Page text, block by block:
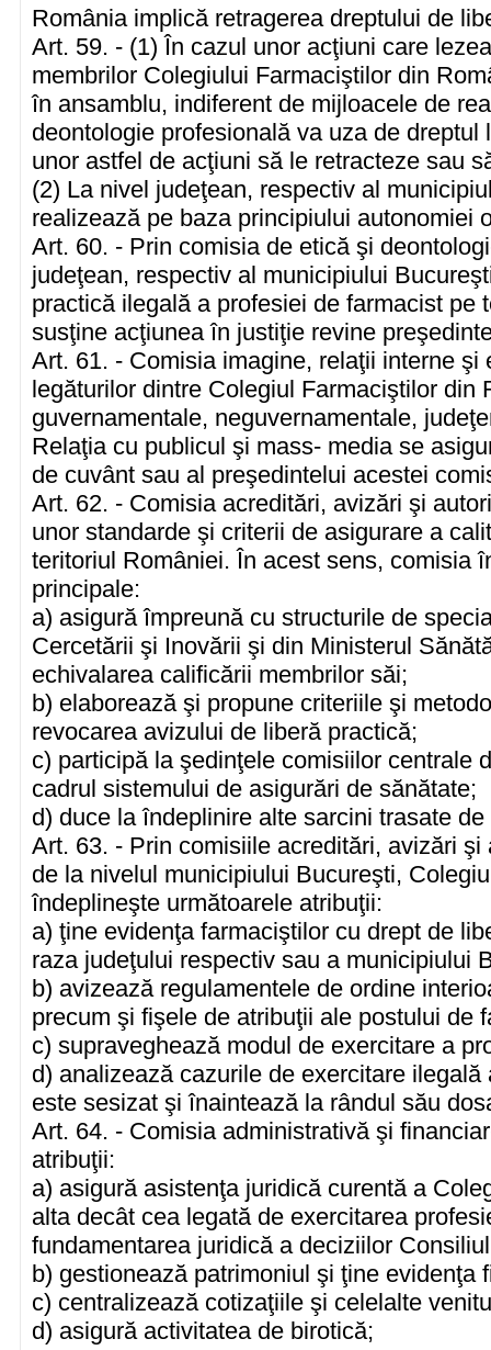
România implică retragerea dreptului de
Art. 59. - (1) În cazul unor acţiuni care
membrilor Colegiului Farmaciştilor din
în ansamblu, indiferent de mijloacele de
deontologie profesională va uza de
unor astfel de acţiuni să le retracteze sau
(2) La nivel judeţean, respectiv al
realizează pe baza principiului autonomiei
Art. 60. - Prin comisia de etică şi
judeţean, respectiv al municipiului
practică ilegală a profesiei de farmacist pe
susţine acţiunea în justiţie revine
Art. 61. - Comisia imagine, relaţii interne
legăturilor dintre Colegiul Farmaciştilor din
guvernamentale, neguvernamentale,
Relaţia cu publicul şi mass- media se
de cuvânt sau al preşedintelui acestei
Art. 62. - Comisia acreditări, avizări şi
unor standarde şi criterii de asigurare a
teritoriul României. În acest sens, comisia
principale:
a) asigură împreună cu structurile de
Cercetării şi Inovării şi din Ministerul
echivalarea calificării membrilor săi;
b) elaborează şi propune criteriile şi
revocarea avizului de liberă practică;
c) participă la şedinţele comisiilor centrale
cadrul sistemului de asigurări de sănătate;
d) duce la îndeplinire alte sarcini trasate
Art. 63. - Prin comisiile acreditări, avizări
de la nivelul municipiului Bucureşti,
îndeplineşte următoarele atribuţii:
a) ţine evidenţa farmaciştilor cu drept de
raza judeţului respectiv sau a municipiului
b) avizează regulamentele de ordine
precum şi fişele de atribuţii ale postului de
c) supraveghează modul de exercitare a
d) analizează cazurile de exercitare
este sesizat şi înaintează la rândul său
Art. 64. - Comisia administrativă şi
atribuţii:
a) asigură asistenţa juridică curentă a
alta decât cea legată de exercitarea
fundamentarea juridică a deciziilor
b) gestionează patrimoniul şi ţine evidenţa
c) centralizează cotizaţiile şi celelalte
d) asigură activitatea de birotică;